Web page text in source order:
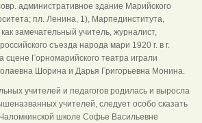
административное здание Марийского
пл. Ленина, 1), Марпединститута,
замечательный учитель, журналист,
съезда народа мари 1920 г. в г.
сцене Горномарийского театра играли
Шорина и Дарья Григорьевна Монина.
учителей и педагогов родилась и выросла
учителей, следует особо сказать
школе Софье Васильевне